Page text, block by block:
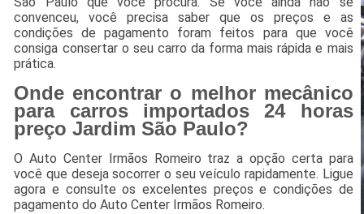
convenceu, você precisa saber que os preços e as
condições de pagamento foram feitos para que você
consiga consertar o seu carro da forma mais rápida e mais
prática.
Onde encontrar o melhor mecânico
para carros importados 24 horas
preço Jardim São Paulo?
O Auto Center Irmãos Romeiro traz a opção certa para
você que deseja socorrer o seu veículo rapidamente. Ligue
agora e consulte os excelentes preços e condições de
pagamento do Auto Center Irmãos Romeiro.